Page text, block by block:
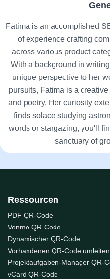
Fatima is an accomplished
of experience crafting
across various product
With a background in
unique perspective to her
pursuits, Fatima is a
and poetry. Her curiosity
finds solace studying
words or stargazing, you'll
sanctuary of
Ressourcen
PDF QR-Code
Venmo QR-Code
Dynamischer QR-Code
Vorhandenen QR-Code umleiten
Projektaufgaben-Manager QR-
vCard QR-Code